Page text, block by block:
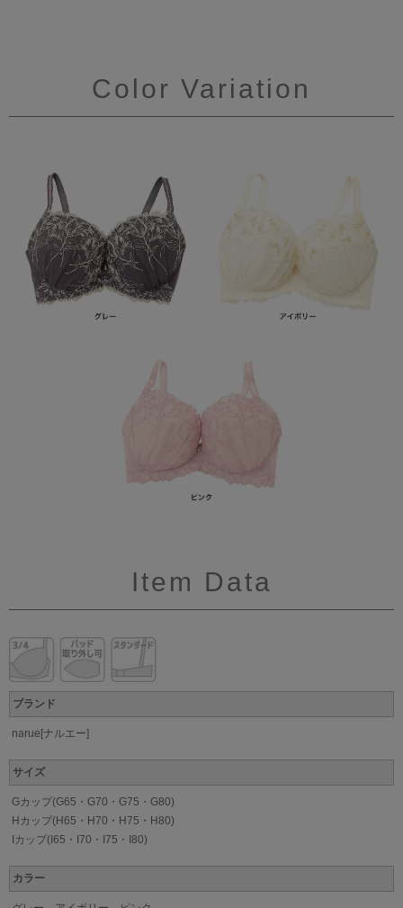
Color Variation
Item Data
ブランド
narue[ナルエー]
サイズ
Gカップ(G65・G70・G75・G80)
Hカップ(H65・H70・H75・H80)
Iカップ(I65・I70・I75・I80)
カラー